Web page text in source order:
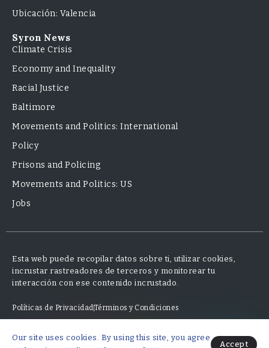
Ubicación: Valencia
Syron News
Climate Crisis
Economy and Inequality
Racial Justice
Baltimore
Movements and Politics: International
Policy
Prisons and Policing
Movements and Politics: US
Jobs
Esta web puede recopilar datos sobre ti, utilizar cookies,
incrustar rastreadores de terceros y monitorear tu
interacción con ese contenido incrustado.
Políticas de PrivacidadTérminos y Condiciones
© 2025 Neo Finanzas · Diseño y desarrollo por Mauricio Fajardo
Our site uses cookies. By using this site, you agree
Accept